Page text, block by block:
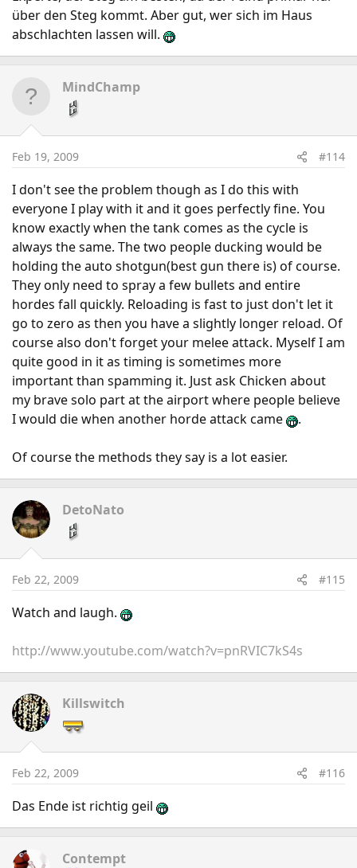
über den Steg kommt. Aber gut, wer sich im Haus
abschlachten lassen will.
MindChamp
Feb 19, 2009 #114
I don't see the problem though as I do this with
everyone I play with it and it goes perfectly fine. You
know exactly when the tank comes as the cycle is
always the same. The two people ducking would be
holding the auto shotgun(best gun there is) of course.
They only need to spray a few bullets and entire
hordes fall quickly. Reloading is fast to just don't let it
go to zero as then you have a slightly longer reload. Of
course also don't forget your melee attack. Myself I am
quite good in it as timing is sometimes more
important than spamming it. Just ask Chicken about
my brave solo part at the airport where people believe
I would die when another horde attack came
.
Of course the methods they say is a lot easier.
DetoNato
Feb 22, 2009 #115
Watch and laugh.
http://www.youtube.com/watch?v=pnRVIC7kS4s
Killswitch
Feb 22, 2009 #116
Das Ende ist richtig geil
Contempt